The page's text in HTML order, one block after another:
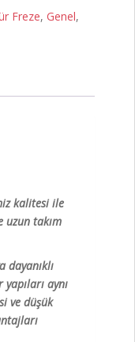
Freze, Genel,
kalitesi ile
uzun takım
dayanıklı
aynı
ve düşük